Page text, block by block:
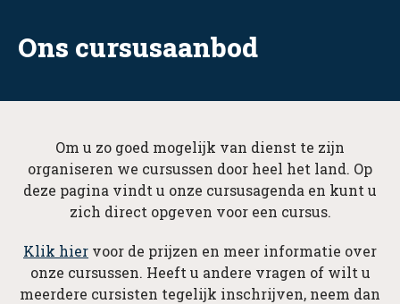
Ons cursusaanbod
Om u zo goed mogelijk van dienst te zijn
organiseren we cursussen door heel het land. Op
deze pagina vindt u onze cursusagenda en kunt u
zich direct opgeven voor een cursus.
Klik hier voor de prijzen en meer informatie over
onze cursussen. Heeft u andere vragen of wilt u
meerdere cursisten tegelijk inschrijven, neem dan